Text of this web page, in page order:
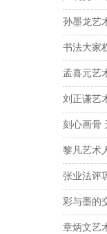
孙墨龙艺
书法大家
孟喜元艺
刘正谦艺
刻心画骨
黎凡艺术
张业法评
彩与墨的
章炳文艺